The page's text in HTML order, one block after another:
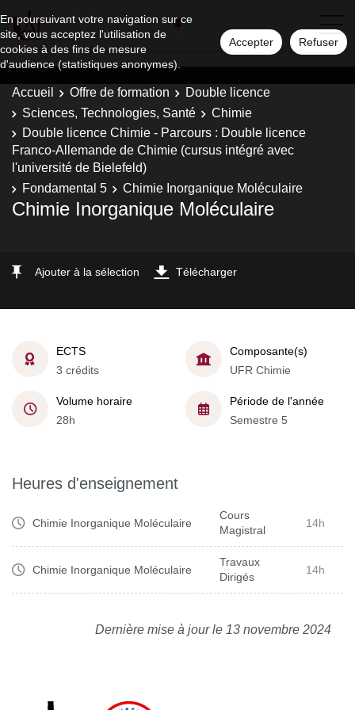
En poursuivant votre navigation sur ce
site, vous acceptez l'utilisation de
cookies à des fins de mesure
d'audience (statistiques anonymes).
Accepter Refuser
Accueil Offre de formation
Double licence
Sciences, Technologies, Santé
Chimie
Double licence Chimie - Parcours : Double licence
Franco-Allemande de Chimie (cursus intégré avec
l'université de Bielefeld)
Fondamental 5
Chimie Inorganique Moléculaire
Chimie Inorganique Moléculaire
Ajouter à la sélection Télécharger
ECTS
3 crédits
Composante(s)
UFR Chimie
Volume horaire
28h
Période de l'année
Semestre 5
Heures d'enseignement
Chimie Inorganique Moléculaire
Cours
Magistral
14h
Chimie Inorganique Moléculaire
Travaux
Dirigés
14h
Dernière mise à jour le 13 novembre 2024